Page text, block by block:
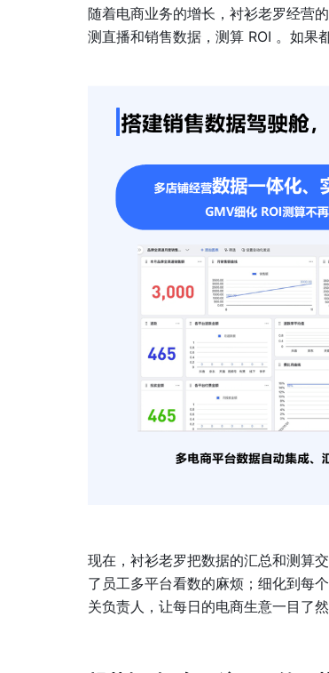
随着电商业务的增长，衬衫老罗经营
测直播和销售数据，测算 ROI 。如果
现在，衬衫老罗把数据的汇总和测算
了员工多平台看数的麻烦；细化到每
关负责人，让每日的电商生意一目了然